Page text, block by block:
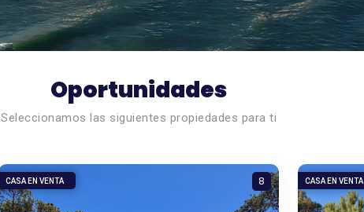
Oportunidades
Seleccionamos las siguientes propiedades para ti
CASA EN VENTA 8 CASA EN VENTA